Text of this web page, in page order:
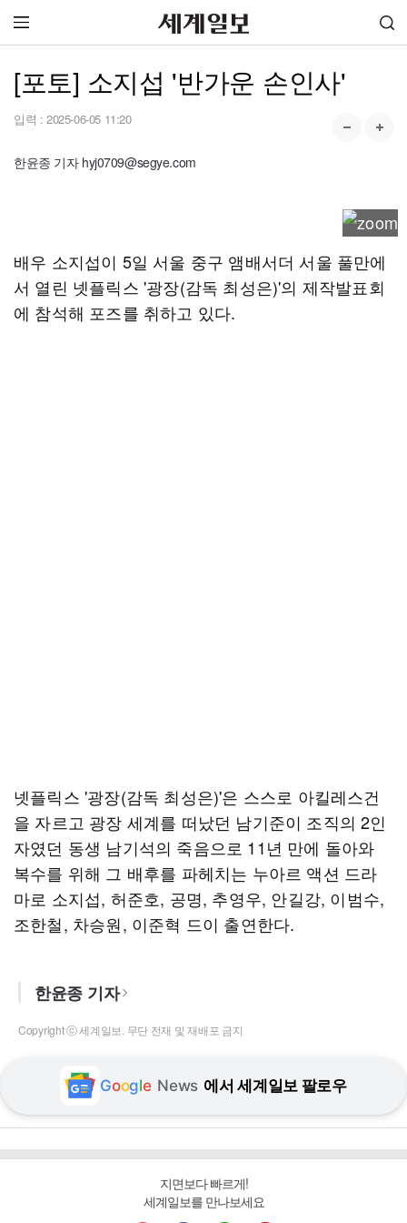
[포토] 소지섭 '반가운 손인사'
입력 : 2025-06-05 11:20
한윤종 기자 hyj0709@segye.com
배우 소지섭이 5일 서울 중구 앰배서더 서울 풀만에
서 열린 넷플릭스 '광장(감독 최성은)'의 제작발표회
에 참석해 포즈를 취하고 있다.
넷플릭스 '광장(감독 최성은)'은 스스로 아킬레스건
을 자르고 광장 세계를 떠났던 남기준이 조직의 2인
자였던 동생 남기석의 죽음으로 11년 만에 돌아와
복수를 위해 그 배후를 파헤치는 누아르 액션 드라
마로 소지섭, 허준호, 공명, 추영우, 안길강, 이범수,
조한철, 차승원, 이준혁 드이 출연한다.
한윤종 기자
Copyright ⓒ 세계일보. 무단 전재 및 재배포 금지
Google News 에서 세계일보 팔로우
지면보다 빠르게!
세계일보를 만나보세요